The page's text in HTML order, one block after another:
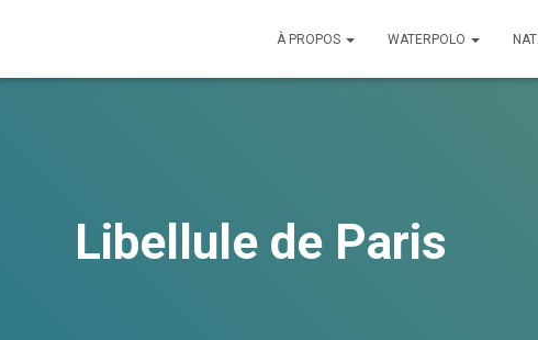
À PROPOS WATERPOLO
Libellule de Paris